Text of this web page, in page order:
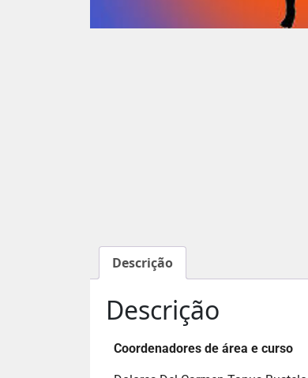
Descrição
Descrição
Coordenadores de área e curso